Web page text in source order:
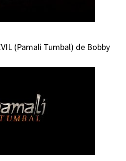
(Pamali Tumbal) de Bobby